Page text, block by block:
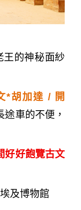
王的神秘面紗
*胡加達 / 開
途車的不便，
好好飽覽古文
埃及博物館